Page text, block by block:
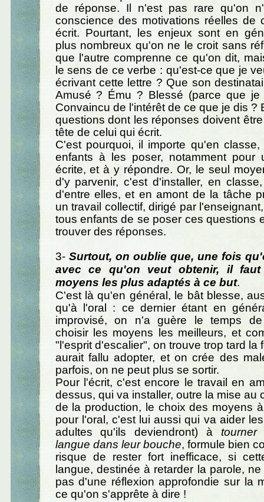
de réponse. Il n'est pas rare qu'on
conscience des motivations réelles de
écrit. Pourtant, les enjeux sont en
plus nombreux qu'on ne le croit sans
que l'autre comprenne ce qu'on dit,
le sens de ce verbe : qu'est-ce que je
écrivant cette lettre ? Que son
Amusé ? Ému ? Blessé (parce que
Convaincu de l'intérêt de ce que je dis ?
questions dont les réponses doivent
tête de celui qui écrit.
C'est pourquoi, il importe qu'en
enfants à les poser, notamment pour
écrite, et à y répondre. Or, le seul
d'y parvenir, c'est d'installer, en
d'entre elles, et en amont de la tâche
un travail collectif, dirigé par
tous enfants de se poser ces questions
trouver des réponses.
3-Surtout, on oublie que, une fois
avec ce qu'on veut obtenir, il faut
moyens les plus adaptés à ce but.
C'est là qu'en général, le bât blesse,
qu'à l'oral : ce dernier étant en
improvisé, on n'a guère le temps
choisir les moyens les meilleurs, et
"l'esprit d'escalier", on trouve trop tard la
aurait fallu adopter, et on crée des
parfois, on ne peut plus se sortir.
Pour l'écrit, c'est encore le travail en
dessus, qui va installer, outre la mise au
de la production, le choix des moyens
pour l'oral, c'est lui aussi qui va aider
adultes qu'ils deviendront) à
langue dans leur bouche, formule bien
risque de rester fort inefficace, si
langue, destinée à retarder la parole,
pas d'une réflexion approfondie sur la
ce qu'on s'apprête à dire !